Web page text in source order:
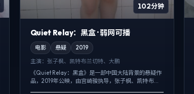
102分钟
Quiet Relay：黑盒 · 弱网可播
电影 悬疑
2019
主演： 张子枫、凯特·布兰切特、大鹏
《Quiet Relay：黑盒》是一部中国大陆背景的悬疑作
品，2019年公映，由宫崎骏执导，张子枫、凯特·布兰